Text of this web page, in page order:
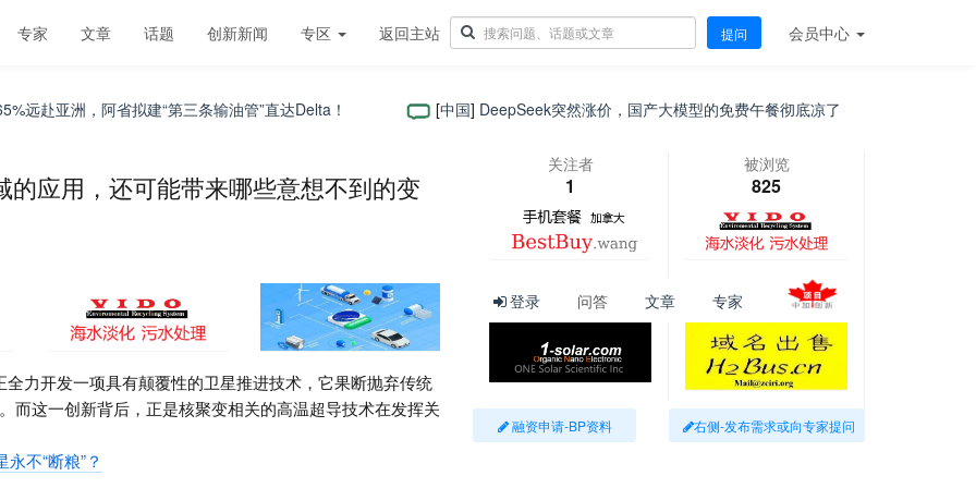
专家 文章 话题 创新新闻 专区 返回主站 提问 会员中心
赴亚洲，阿省拟建“第三条输油管”直达Delta！ [中国] DeepSeek突然涨价，国产大模型的免费午餐彻底凉了
应用，还可能带来哪些意想不到的变
力开发一项具有颠覆性的卫星推进技术，它果断抛弃传统
。而这一创新背后，正是核聚变相关的高温超导技术在发挥关
不“断粮”？
关注者
1
被浏览
825
登录 问答 文章 专家
融资申请-BP资料 右侧-发布需求或向专家提问